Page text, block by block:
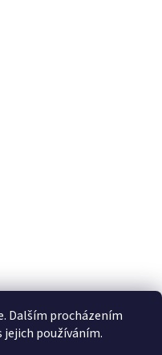
Dalším procházením
používáním.